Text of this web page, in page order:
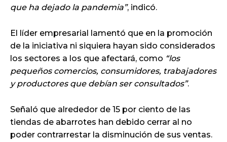
que ha dejado la pandemia , indicó.
El líder empresarial lamentó que en la promoción
de la iniciativa ni siquiera hayan sido considerados
los sectores a los que afectará, como
los
pequeños comercios, consumidores, trabajadores
y productores que debían ser consultados .
Señaló que alrededor de 15 por ciento de las
tiendas de abarrotes han debido cerrar al no
poder contrarrestar la disminución de sus ventas.